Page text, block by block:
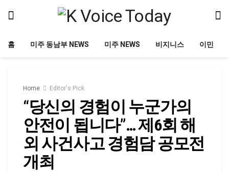
홈 미주 동남부 NEWS 미주 NEWS 비지니스 이민
Home Editor's Pick
“당신의 경험이 누군가의
안전이 됩니다”… 제6회 해
외 사건사고 경험담 공모전
개최